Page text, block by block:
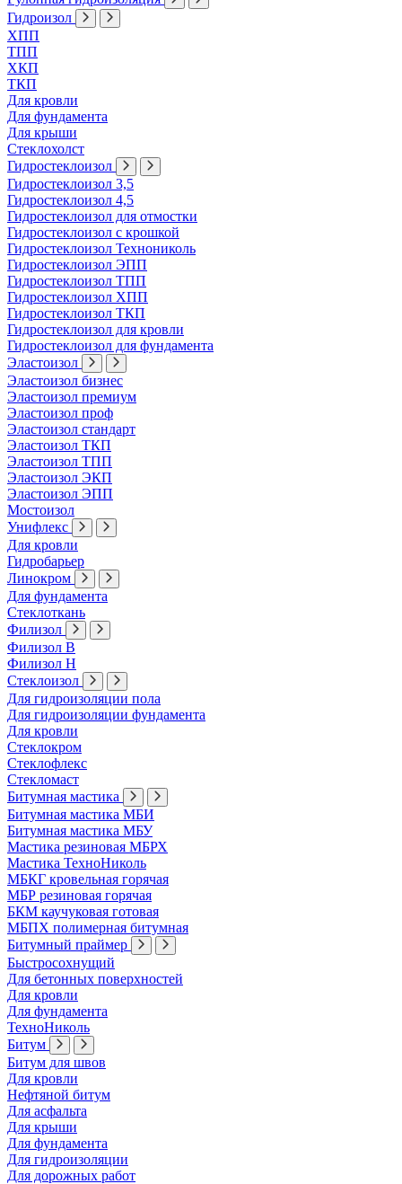
Гидроизол
ХПП
ТПП
ХКП
ТКП
Для кровли
Для фундамента
Для крыши
Стеклохолст
Гидростеклоизол
Гидростеклоизол 3,5
Гидростеклоизол 4,5
Гидростеклоизол для отмостки
Гидростеклоизол с крошкой
Гидростеклоизол Технониколь
Гидростеклоизол ЭПП
Гидростеклоизол ТПП
Гидростеклоизол ХПП
Гидростеклоизол ТКП
Гидростеклоизол для кровли
Гидростеклоизол для фундамента
Эластоизол
Эластоизол бизнес
Эластоизол премиум
Эластоизол проф
Эластоизол стандарт
Эластоизол ТКП
Эластоизол ТПП
Эластоизол ЭКП
Эластоизол ЭПП
Мостоизол
Унифлекс
Для кровли
Гидробарьер
Линокром
Для фундамента
Стеклоткань
Филизол
Филизол В
Филизол Н
Стеклоизол
Для гидроизоляции пола
Для гидроизоляции фундамента
Для кровли
Стеклокром
Стеклофлекс
Стекломаст
Битумная мастика
Битумная мастика МБИ
Битумная мастика МБУ
Мастика резиновая МБРХ
Мастика ТехноНиколь
МБКГ кровельная горячая
МБР резиновая горячая
БКМ каучуковая готовая
МБПХ полимерная битумная
Битумный праймер
Быстросохнущий
Для бетонных поверхностей
Для кровли
Для фундамента
ТехноНиколь
Битум
Битум для швов
Для кровли
Нефтяной битум
Для асфальта
Для крыши
Для фундамента
Для гидроизоляции
Для дорожных работ